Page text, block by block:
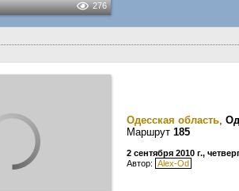
276
Одесская область,
Маршрут 185
2 сентября 2010 г.,
Автор: Alex-Od